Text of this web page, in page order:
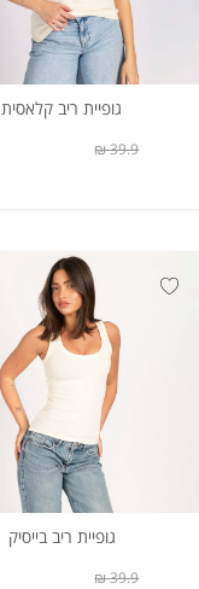
גופיית ריב קלאסית
39.9 ₪
גופיית ריב בייסיק
39.9 ₪